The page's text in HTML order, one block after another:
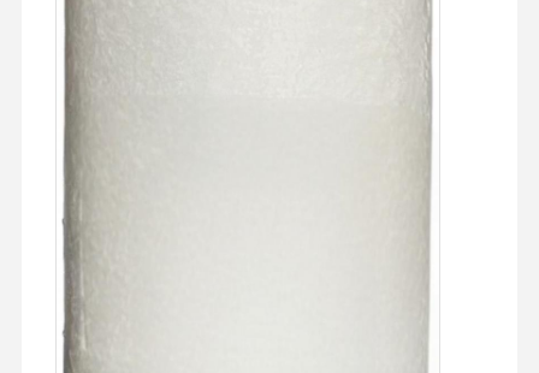
ข่าว
ระบบน้ํา อุลตราเพียว ของห้องปฏิบัติการ